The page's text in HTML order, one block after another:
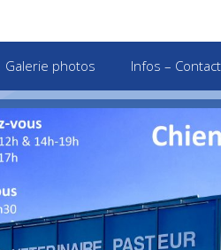
Galerie photos Infos – Contact